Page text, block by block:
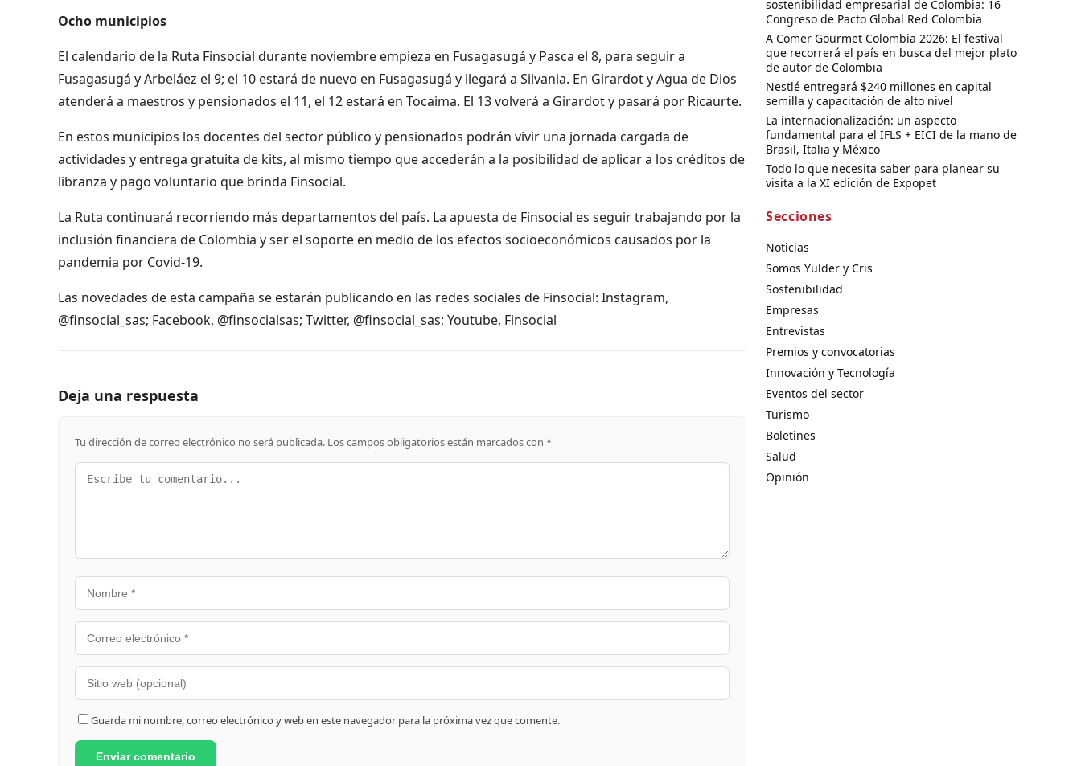
Ocho municipios
El calendario de la Ruta Finsocial durante noviembre empieza en Fusagasugá y Pasca el 8, para seguir a
Fusagasugá y Arbeláez el 9; el 10 estará de nuevo en Fusagasugá y llegará a Silvania. En Girardot y Agua de Dios
atenderá a maestros y pensionados el 11, el 12 estará en Tocaima. El 13 volverá a Girardot y pasará por Ricaurte.
En estos municipios los docentes del sector público y pensionados podrán vivir una jornada cargada de
actividades y entrega gratuita de kits, al mismo tiempo que accederán a la posibilidad de aplicar a los créditos de
libranza y pago voluntario que brinda Finsocial.
La Ruta continuará recorriendo más departamentos del país. La apuesta de Finsocial es seguir trabajando por la
inclusión financiera de Colombia y ser el soporte en medio de los efectos socioeconómicos causados por la
pandemia por Covid-19.
Las novedades de esta campaña se estarán publicando en las redes sociales de Finsocial: Instagram,
@finsocial_sas; Facebook, @finsocialsas; Twitter, @finsocial_sas; Youtube, Finsocial
Deja una respuesta
Tu dirección de correo electrónico no será publicada. Los campos obligatorios están marcados con *
Guarda mi nombre, correo electrónico y web en este navegador para la próxima vez que comente.
sostenibilidad empresarial de Colombia: 16
Congreso de Pacto Global Red Colombia
A Comer Gourmet Colombia 2026: El festival
que recorrerá el país en busca del mejor plato
de autor de Colombia
Nestlé entregará $240 millones en capital
semilla y capacitación de alto nivel
La internacionalización: un aspecto
fundamental para el IFLS + EICI de la mano de
Brasil, Italia y México
Todo lo que necesita saber para planear su
visita a la XI edición de Expopet
Secciones
Noticias
Somos Yulder y Cris
Sostenibilidad
Empresas
Entrevistas
Premios y convocatorias
Innovación y Tecnología
Eventos del sector
Turismo
Boletines
Salud
Opinión